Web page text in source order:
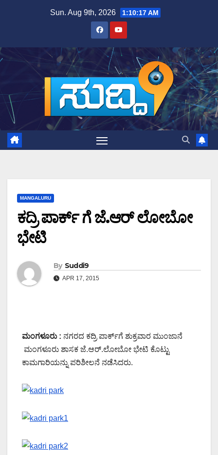
Sun. Aug 9th, 2026 1:10:18 AM
MANGALURU
ಕದ್ರಿ ಪಾರ್ಕ್ ಗೆ ಜೆ.ಆರ್ ಲೋಬೋ
ಭೇಟಿ
By Suddi9
APR 17, 2015
ಮಂಗಳೂರು : ನಗರದ ಕದ್ರಿ ಪಾರ್ಕ್‍ಗೆ ಶುಕ್ರವಾರ ಮುಂಜಾನೆ
ಮಂಗಳೂರು ಶಾಸಕ ಜೆ.ಆರ್.ಲೋಬೋ ಭೇಟಿ ಕೊಟ್ಟು
ಕಾಮಗಾರಿಯನ್ನು ಪರಿಶೀಲನೆ ನಡೆಸಿದರು.